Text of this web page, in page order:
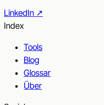
LinkedIn ↗︎
Index
Tools
Blog
Glossar
Über